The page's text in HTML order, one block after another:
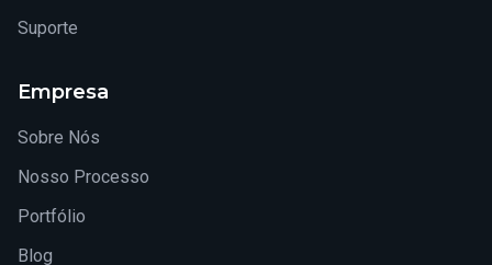
Suporte
Empresa
Sobre Nós
Nosso Processo
Portfólio
Blog